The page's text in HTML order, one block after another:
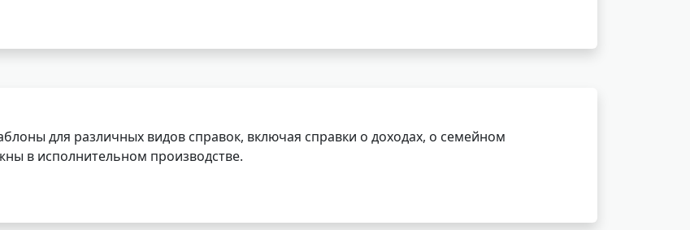
для различных видов справок, включая справки о доходах, о семейном
в исполнительном производстве.